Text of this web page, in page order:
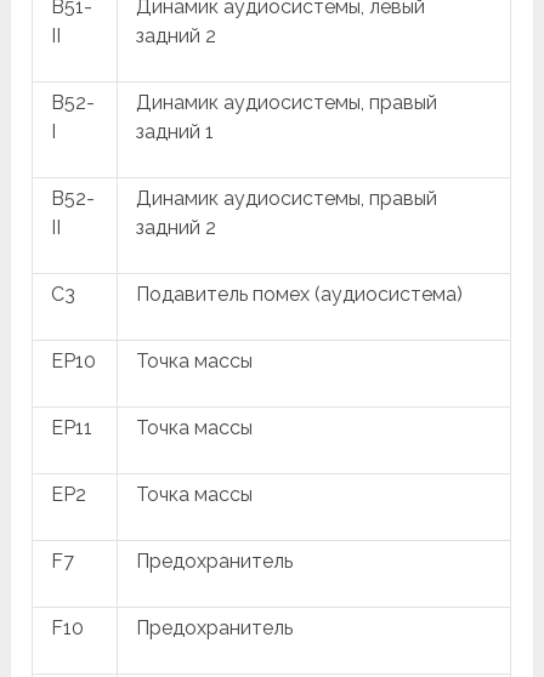
B51-
II
Динамик аудиосистемы, левый
задний 2
B52-
I
Динамик аудиосистемы, правый
задний 1
B52-
II
Динамик аудиосистемы, правый
задний 2
C3 Подавитель помех (аудиосистема)
EP10 Точка массы
EP11 Точка массы
EP2 Точка массы
F7 Предохранитель
F10 Предохранитель